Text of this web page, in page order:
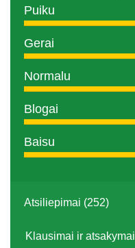
Puiku
Gerai
Normalu
Blogai
Baisu
Atsiliepimai (252)
Klausimai ir atsakymai